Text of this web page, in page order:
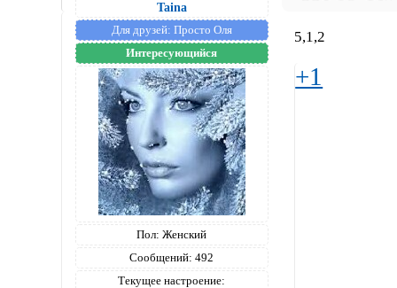
Taina
Для друзей: Просто Оля
Интересующийся
Пол: Женский
Сообщений: 492
Текущее настроение:
5,1,2
+1